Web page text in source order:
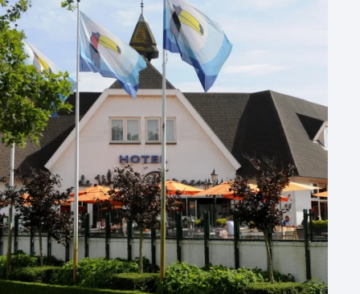
Industriële locatie
Kasteel en landgoed
Kleine / intieme locatie
Locaties aan zee
Museum
Theater
Varende locatie